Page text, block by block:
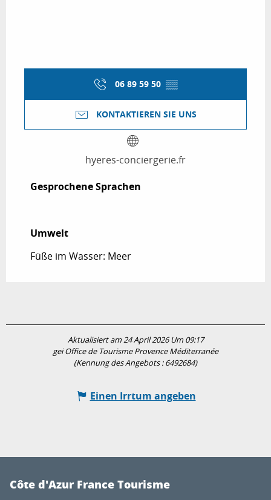
06 89 59 50 ▒▒
KONTAKTIEREN SIE UNS
hyeres-conciergerie.fr
Gesprochene Sprachen
Gesprochene Sprachen
Umwelt
Umwelt
Füße im Wasser: Meer
Aktualisiert am 24 April 2026 Um 09:17
gei Office de Tourisme Provence Méditerranée
(Kennung des Angebots :6492684)
Einen Irrtum angeben
Côte d'Azur France Tourisme